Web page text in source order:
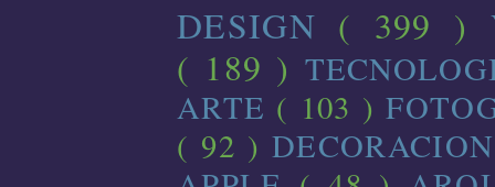
DESIGN ( 399 )
( 189 )
ARTE ( 103 )
( 92 )